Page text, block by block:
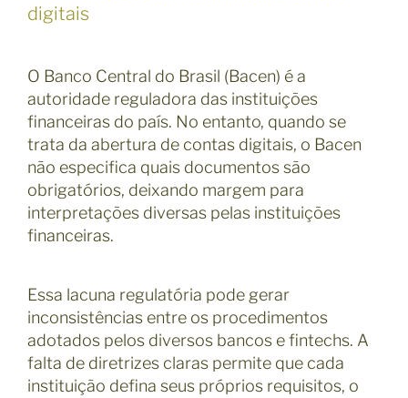
digitais
O Banco Central do Brasil (Bacen) é a
autoridade reguladora das instituições
financeiras do país. No entanto, quando se
trata da abertura de contas digitais, o Bacen
não especifica quais documentos são
obrigatórios, deixando margem para
interpretações diversas pelas instituições
financeiras.
Essa lacuna regulatória pode gerar
inconsistências entre os procedimentos
adotados pelos diversos bancos e fintechs. A
falta de diretrizes claras permite que cada
instituição defina seus próprios requisitos, o